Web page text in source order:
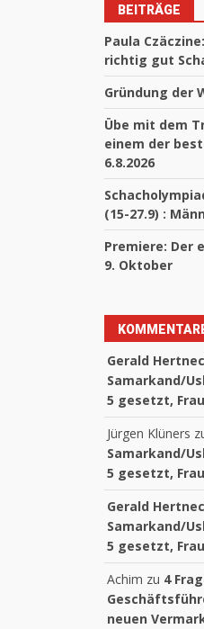
BEITRÄGE
Paula
richtig gut
Gründung der
Übe mit dem
einem der
6.8.2026
(15-27.9) :
Premiere: Der
9. Oktober
Gerald
Samarkand/
5 gesetzt,
Jürgen Klüners
Samarkand/
5 gesetzt,
Gerald
Samarkand/
5 gesetzt,
Achim zu 4
neuen